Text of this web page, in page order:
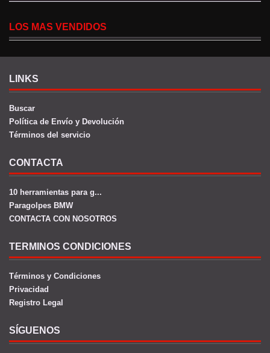
LOS MAS VENDIDOS
LINKS
Buscar
Política de Envío y Devolución
Términos del servicio
CONTACTA
10 herramientas para g...
Paragolpes BMW
CONTACTA CON NOSOTROS
TERMINOS CONDICIONES
Términos y Condiciones
Privacidad
Registro Legal
SÍGUENOS